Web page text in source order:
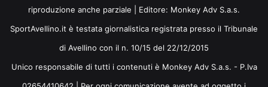
riproduzione anche parziale | Editore: Monkey Adv S.a.s.
SportAvellino.it è testata giornalistica registrata presso il Tribunale
di Avellino con il n. 10/15 del 22/12/2015
Unico responsabile di tutti i contenuti è Monkey Adv S.a.s. - P.Iva